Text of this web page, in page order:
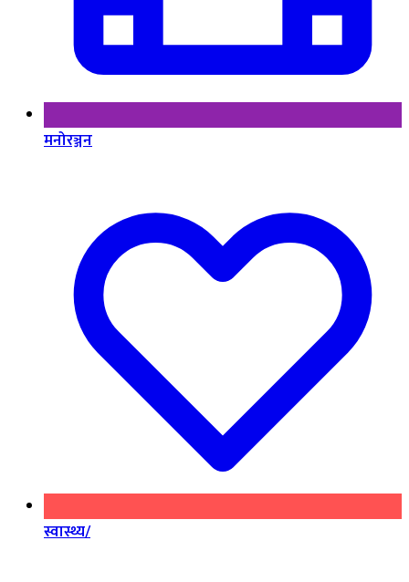
मनोरञ्जन
स्वास्थ्य/